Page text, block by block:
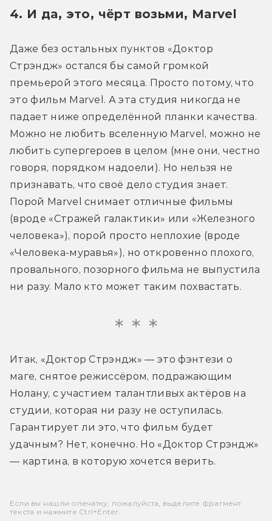
4. И да, это, чёрт возьми, Marvel
Даже без остальных пунктов «Доктор
Стрэндж» остался бы самой громкой
премьерой этого месяца. Просто потому, что
это фильм Marvel. А эта студия никогда не
падает ниже определённой планки качества.
Можно не любить вселенную Marvel, можно не
любить супергероев в целом (мне они, честно
говоря, порядком надоели). Но нельзя не
признавать, что своё дело студия знает.
Порой Marvel снимает отличные фильмы
(вроде «Стражей галактики» или «Железного
человека»), порой просто неплохие (вроде
«Человека-муравья»), но откровенно плохого,
провального, позорного фильма не выпустила
ни разу. Мало кто может таким похвастать.
Итак, «Доктор Стрэндж» — это фэнтези о
маге, снятое режиссёром, подражающим
Нолану, с участием талантливых актёров на
студии, которая ни разу не оступилась.
Гарантирует ли это, что фильм будет
удачным? Нет, конечно. Но «Доктор Стрэндж»
— картина, в которую хочется верить.
Если вы нашли опечатку, пожалуйста, выделите фрагмент
текста и нажмите Ctrl+Enter.